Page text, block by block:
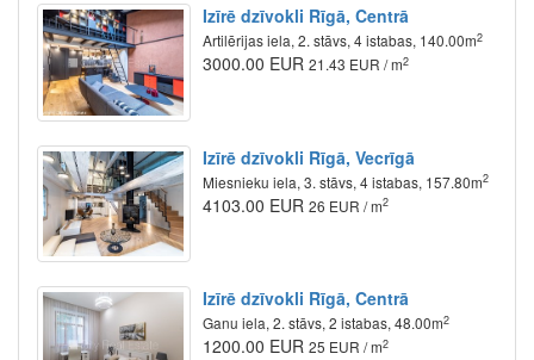
Izīrē dzīvokli Rīgā, Centrā
Artilērijas iela, 2. stāvs, 4 istabas, 140.00m2
3000.00 EUR 21.43 EUR / m2
Izīrē dzīvokli Rīgā, Vecrīgā
Miesnieku iela, 3. stāvs, 4 istabas, 157.80m2
4103.00 EUR 26 EUR / m2
Izīrē dzīvokli Rīgā, Centrā
Ganu iela, 2. stāvs, 2 istabas, 48.00m2
1200.00 EUR 25 EUR / m2